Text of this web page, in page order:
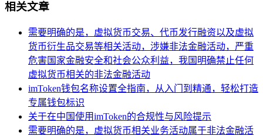
相关文章
需要明确的是，虚拟货币交易、代币发行融资以及虚拟
货币衍生品交易等相关活动，涉嫌非法金融活动，严重
危害国家金融安全和社会公众利益，我国明确禁止任何
虚拟货币相关的非法金融活动
imToken钱包名称设置全指南，从入门到精通，轻松打造
专属钱包标识
关于在中国使用imToken的合规性与风险提示
需要明确的是，虚拟货币相关业务活动属于非法金融活